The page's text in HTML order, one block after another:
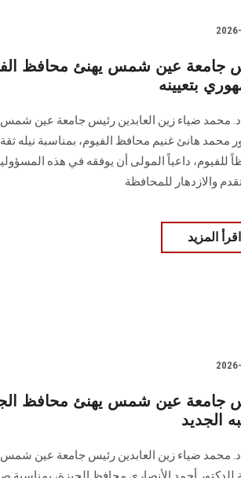
جامعة عين شمس يهنئ محافظ
بتعيينه
محمد ضياء زين العابدين رئيس جامعة عين شمس،
محمد هانئ غنيم محافظ الفيوم، بمناسبة نيله ثقة
للفيوم، داعياً المولى أن يوفقه في هذه
والازدهار للمحافظة
اقرأ المزيد
جامعة عين شمس يهنئ محافظ
الجديد
محمد ضياء زين العابدين رئيس جامعة عين